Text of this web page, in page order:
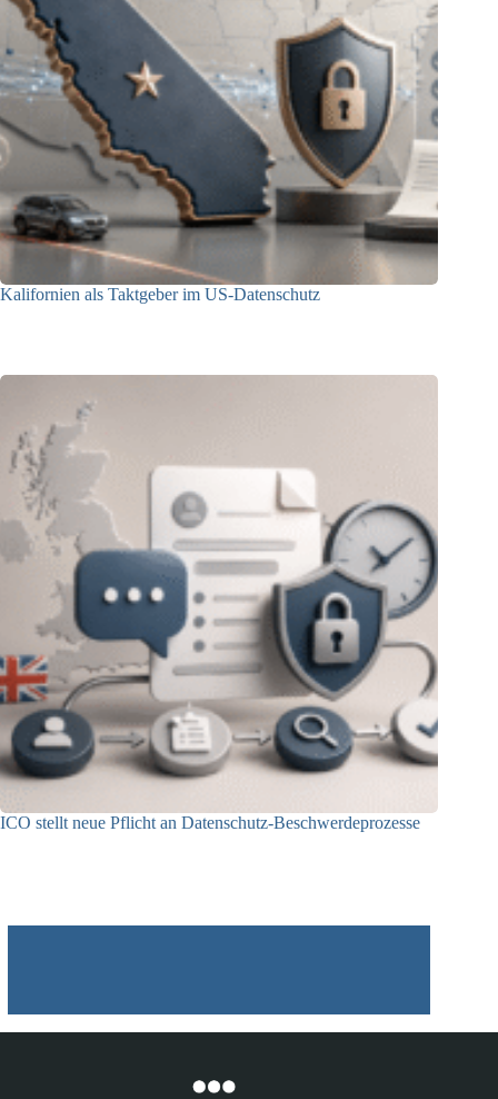
Kalifornien als Taktgeber im US-Datenschutz
ICO stellt neue Pflicht an Datenschutz-Beschwerdeprozesse